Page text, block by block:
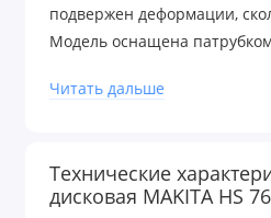
подвержен деформации,
Модель оснащена
чистоту на рабочем месте.
удобную рукоятку
комфортной эксплуатации.
Читать дальше
Технические
дисковая MAKITA HS